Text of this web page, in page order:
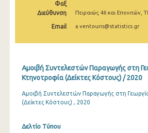
2005
2000
Φαξ
Διεύθυνση
Πειραιώς 46 και Επονιτών,
Email a.ventouris@statistics.gr
Αμοιβή Συντελεστών Παραγωγής στη
Κτηνοτροφία (Δείκτες Κόστους) / 2020
Αμοιβή Συντελεστών Παραγωγής στη
(Δείκτες Κόστους) , 2020
Δελτίο Τύπου